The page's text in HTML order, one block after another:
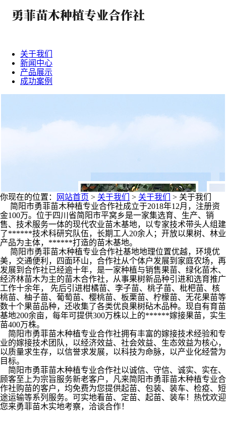
关于我们
新闻中心
产品展示
成功案例
你现在的位置： 网站首页 > 关于我们 > 关于我们 > 关于我们
简阳市勇菲苗木种植专业合作社成立于2018年12月，注册资
金100万。位于四川省简阳市平窝乡是一家集选育、生产、销
售、技术服务一体的现代农业苗木基地，以专家技术带头人组建
了******技术科研究队伍，长期工人20余人；开放以果树、林业
产品为主体，******打造的苗木基地。
简阳市勇菲苗木种植专业合作社基地地理位置优越，环境优
美，交通便利，四面环山，合作社从个体户发展到家庭农场，再
发展到合作社已经逾十年，是一家种植与销售果苗、绿化苗木、
经济林苗木为主的苗木合作社，从事果树新品种引进和选育推广
工作十余年， 先后引进柑橘苗、李子苗、桃子苗、枇杷苗、核
桃苗、柚子苗、葡萄苗、樱桃苗、板栗苗、柠檬苗、无花果苗等
数十个果苗品种，还收集了各类优良果树砧木品种。现自有育苗
基地200余亩，每年可提供300万株以上的******嫁接果苗，实生
苗400万株。
简阳市勇菲苗木种植专业合作社拥有丰富的嫁接技术经验和专
业的嫁接技术团队，以经济效益、社会效益、生态效益为核心，
以质量求生存，以信誉求发展，以科技为命脉，以产业化经营为
目标。
简阳市勇菲苗木种植专业合作社以诚信、守信、诚实、实在、
顾客至上为宗旨服务新老客户，凡来简阳市勇菲苗木种植专业合
作社购苗的客户，均免费为您提供起苗、包装、装车、检疫、短
途运输等系列服务。可实地看苗、定苗、起苗、装车！热忱欢迎
您来勇菲苗木实地考察，洽谈合作！